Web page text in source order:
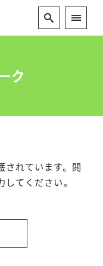
ク
されています。閲
てください。